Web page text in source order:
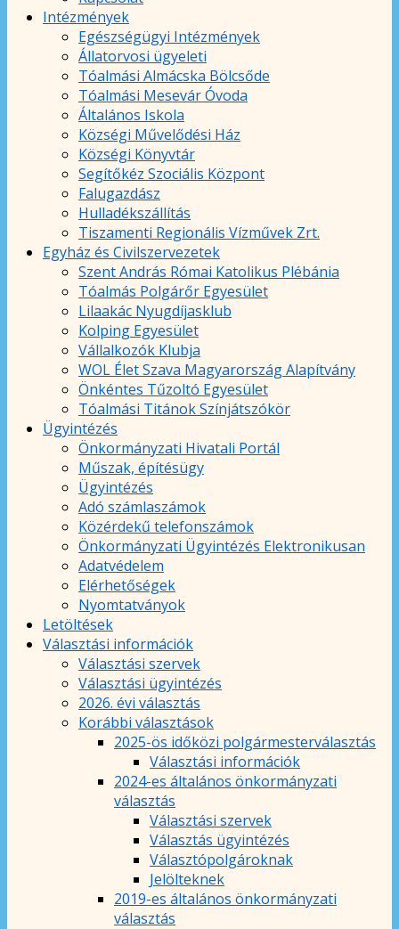
Intézmények
Egészségügyi Intézmények
Állatorvosi ügyeleti
Tóalmási Almácska Bölcsőde
Tóalmási Mesevár Óvoda
Általános Iskola
Községi Művelődési Ház
Községi Könyvtár
Segítőkéz Szociális Központ
Falugazdász
Hulladékszállítás
Tiszamenti Regionális Vízművek Zrt.
Egyház és Civilszervezetek
Szent András Római Katolikus Plébánia
Tóalmás Polgárőr Egyesület
Lilaakác Nyugdíjasklub
Kolping Egyesület
Vállalkozók Klubja
WOL Élet Szava Magyarország Alapítvány
Önkéntes Tűzoltó Egyesület
Tóalmási Titánok Színjátszókör
Ügyintézés
Önkormányzati Hivatali Portál
Műszak, építésügy
Ügyintézés
Adó számlaszámok
Közérdekű telefonszámok
Önkormányzati Ügyintézés Elektronikusan
Adatvédelem
Elérhetőségek
Nyomtatványok
Letöltések
Választási információk
Választási szervek
Választási ügyintézés
2026. évi választás
Korábbi választások
2025-ös időközi polgármesterválasztás
Választási információk
2024-es általános önkormányzati
választás
Választási szervek
Választás ügyintézés
Választópolgároknak
Jelölteknek
2019-es általános önkormányzati
választás